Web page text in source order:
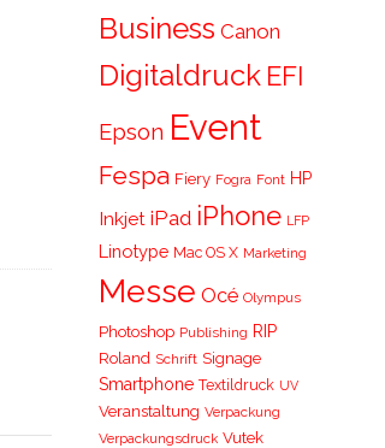
Business Canon
Digitaldruck EFI
Epson Event
Fespa Fiery Fogra Font HP
Inkjet iPad iPhone LFP
Linotype Mac OS X Marketing
Messe Océ Olympus
Photoshop Publishing RIP
Roland Schrift Signage
Smartphone Textildruck UV
Veranstaltung Verpackung
Verpackungsdruck Vutek